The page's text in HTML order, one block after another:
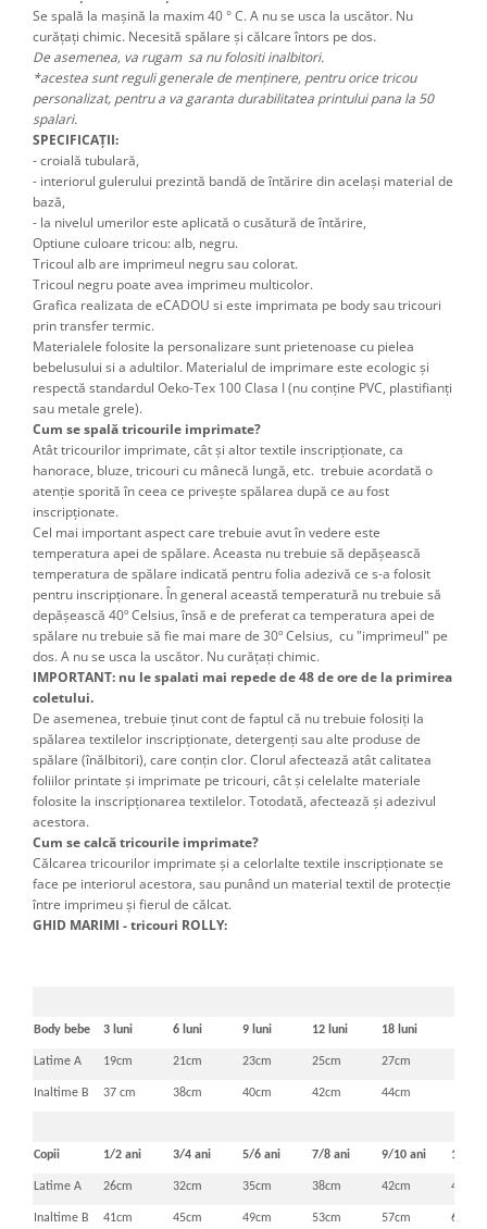
Se spală la mașină la maxim 40 ° C. A nu se usca la uscător. Nu
curățați chimic. Necesită spălare și călcare întors pe dos.
De asemenea, va rugam sa nu folositi inalbitori.
*acestea sunt reguli generale de menținere, pentru orice tricou
personalizat, pentru a va garanta durabilitatea printului pana la 50
spalari.
SPECIFICAȚII:
- croială tubulară,
- interiorul gulerului prezintă bandă de întărire din același material de
bază,
- la nivelul umerilor este aplicată o cusătură de întărire,
Optiune culoare tricou: alb, negru.
Tricoul alb are imprimeul negru sau colorat.
Tricoul negru poate avea imprimeu multicolor.
Grafica realizata de eCADOU si este imprimata pe body sau tricouri
prin transfer termic.
Materialele folosite la personalizare sunt prietenoase cu pielea
bebelusului si a adultilor. Materialul de imprimare este ecologic și
respectă standardul Oeko-Tex 100 Clasa I (nu conține PVC, plastifianți
sau metale grele).
Cum se spală tricourile imprimate?
Atât tricourilor imprimate, cât şi altor textile inscripţionate, ca
hanorace, bluze, tricouri cu mânecă lungă, etc. trebuie acordată o
atenţie sporită în ceea ce priveşte spălarea după ce au fost
inscripţionate.
Cel mai important aspect care trebuie avut în vedere este
temperatura apei de spălare. Aceasta nu trebuie să depăşească
temperatura de spălare indicată pentru folia adezivă ce s-a folosit
pentru inscripţionare. În general această temperatură nu trebuie să
depăşească 40º Celsius, însă e de preferat ca temperatura apei de
spălare nu trebuie să fie mai mare de 30º Celsius, cu "imprimeul" pe
dos. A nu se usca la uscător. Nu curățați chimic.
IMPORTANT: nu le spalati mai repede de 48 de ore de la primirea
coletului.
De asemenea, trebuie ţinut cont de faptul că nu trebuie folosiţi la
spălarea textilelor inscripţionate, detergenţi sau alte produse de
spălare (înălbitori), care conţin clor. Clorul afectează atât calitatea
foliilor printate şi imprimate pe tricouri, cât şi celelalte materiale
folosite la inscripţionarea textilelor. Totodată, afectează şi adezivul
acestora.
Cum se calcă tricourile imprimate?
Călcarea tricourilor imprimate şi a celorlalte textile inscripţionate se
face pe interiorul acestora, sau punând un material textil de protecţie
între imprimeu şi fierul de călcat.
GHID MARIMI - tricouri ROLLY:
Body bebe 3 luni 6 luni 9 luni 12 luni 18 luni
Latime A 19cm 21cm 23cm 25cm 27cm
Inaltime B 37 cm 38cm 40cm 42cm 44cm
Copii 1/2 ani 3/4 ani 5/6 ani 7/8 ani 9/10 ani 11/12
Latime A 26cm 32cm 35cm 38cm 42cm 46cm
Inaltime B 41cm 45cm 49cm 53cm 57cm 61cm